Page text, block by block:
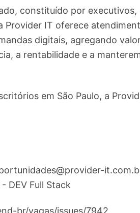
constituído por
Provider IT oferece
digitais, agregando
a rentabilidade e a
em São Paulo, a
DEV Full Stack
br/vagas/issues/7942